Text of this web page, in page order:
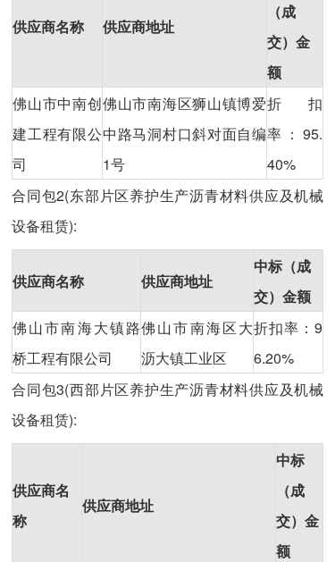
供应商名称 供应商地址
（成
交）金
额
佛山市中南创
建工程有限公
司
佛山市南海区狮山镇博爱
中路马洞村口斜对面自编
1号
折扣
率：95.
40%
合同包2(东部片区养护生产沥青材料供应及机械
设备租赁):
供应商名称 供应商地址
中标（成
交）金额
佛山市南海大镇路
桥工程有限公司
佛山市南海区大
沥大镇工业区
折扣率：9
6.20%
合同包3(西部片区养护生产沥青材料供应及机械
设备租赁):
供应商名
称
供应商地址
中标
（成
交）金
额